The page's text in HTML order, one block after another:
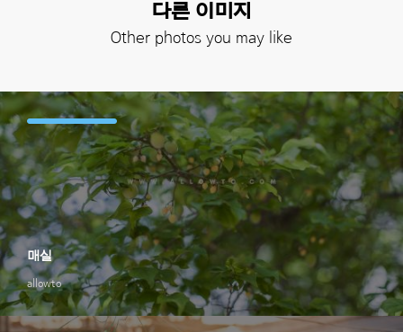
다른 이미지
Other photos you may like
allowto
매실